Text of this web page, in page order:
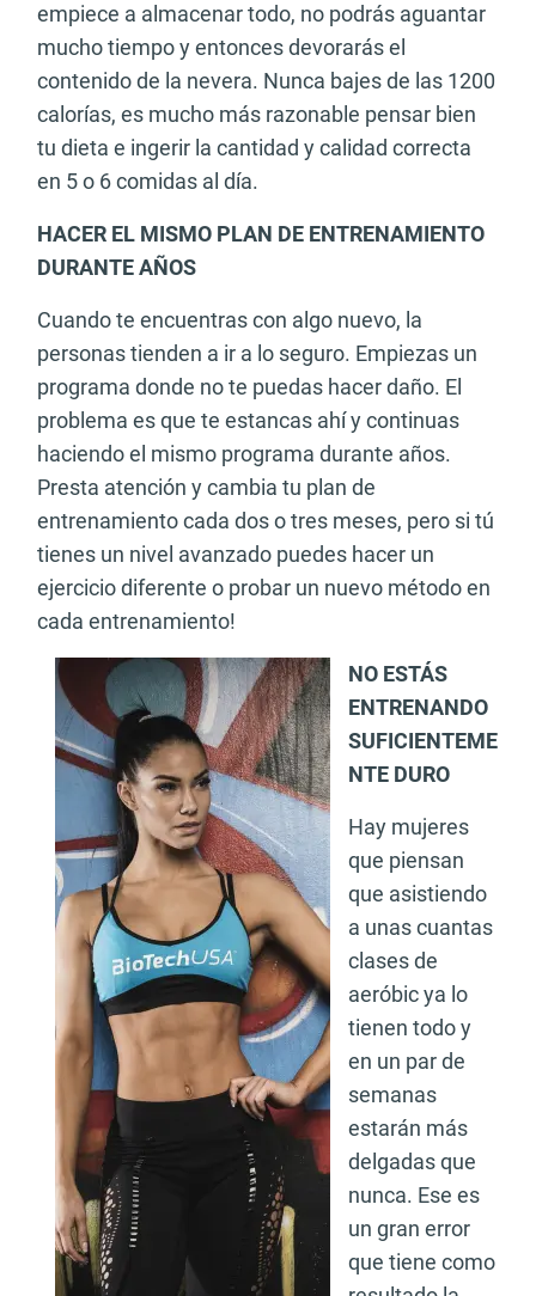
empiece a almacenar todo, no podrás aguantar
mucho tiempo y entonces devorarás el
contenido de la nevera. Nunca bajes de las 1200
calorías, es mucho más razonable pensar bien
tu dieta e ingerir la cantidad y calidad correcta
en 5 o 6 comidas al día.
HACER EL MISMO PLAN DE ENTRENAMIENTO
DURANTE AÑOS
Cuando te encuentras con algo nuevo, la
personas tienden a ir a lo seguro. Empiezas un
programa donde no te puedas hacer daño. El
problema es que te estancas ahí y continuas
haciendo el mismo programa durante años.
Presta atención y cambia tu plan de
entrenamiento cada dos o tres meses, pero si tú
tienes un nivel avanzado puedes hacer un
ejercicio diferente o probar un nuevo método en
cada entrenamiento!
NO ESTÁS
ENTRENANDO
SUFICIENTEME
NTE DURO
Hay mujeres
que piensan
que asistiendo
a unas cuantas
clases de
aeróbic ya lo
tienen todo y
en un par de
semanas
estarán más
delgadas que
nunca. Ese es
un gran error
que tiene como